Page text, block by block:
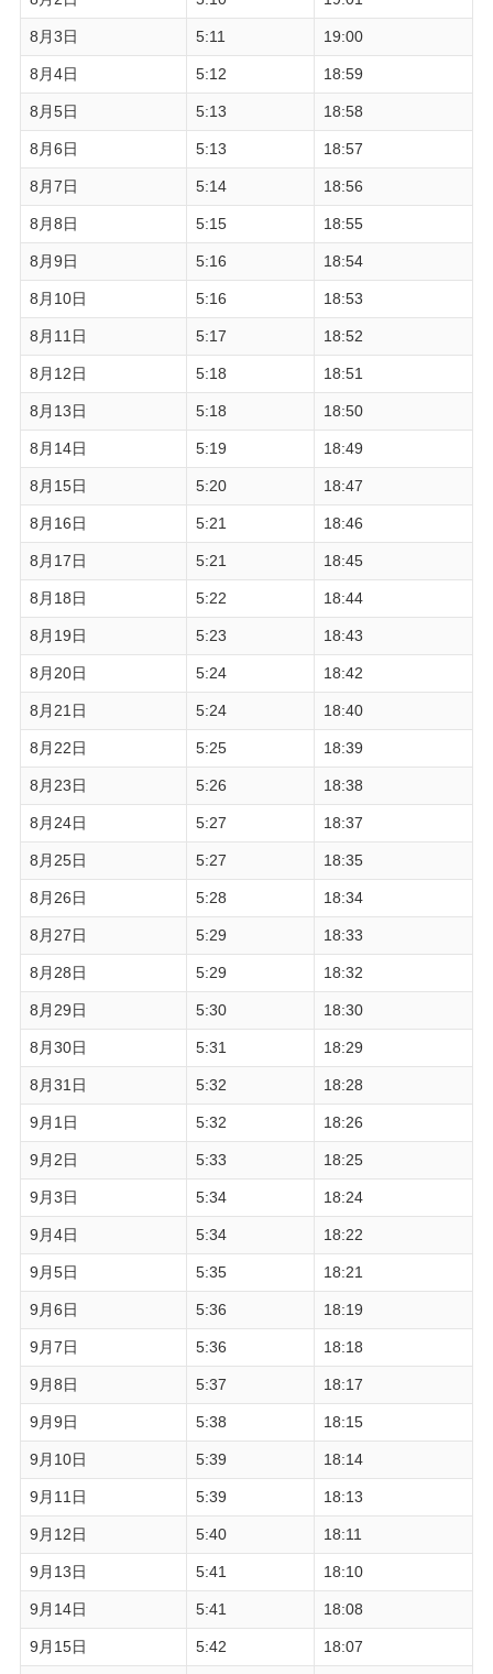
8月3日 5:11 19:00
8月4日 5:12 18:59
8月5日 5:13 18:58
8月6日 5:13 18:57
8月7日 5:14 18:56
8月8日 5:15 18:55
8月9日 5:16 18:54
8月10日 5:16 18:53
8月11日 5:17 18:52
8月12日 5:18 18:51
8月13日 5:18 18:50
8月14日 5:19 18:49
8月15日 5:20 18:47
8月16日 5:21 18:46
8月17日 5:21 18:45
8月18日 5:22 18:44
8月19日 5:23 18:43
8月20日 5:24 18:42
8月21日 5:24 18:40
8月22日 5:25 18:39
8月23日 5:26 18:38
8月24日 5:27 18:37
8月25日 5:27 18:35
8月26日 5:28 18:34
8月27日 5:29 18:33
8月28日 5:29 18:32
8月29日 5:30 18:30
8月30日 5:31 18:29
8月31日 5:32 18:28
9月1日 5:32 18:26
9月2日 5:33 18:25
9月3日 5:34 18:24
9月4日 5:34 18:22
9月5日 5:35 18:21
9月6日 5:36 18:19
9月7日 5:36 18:18
9月8日 5:37 18:17
9月9日 5:38 18:15
9月10日 5:39 18:14
9月11日 5:39 18:13
9月12日 5:40 18:11
9月13日 5:41 18:10
9月14日 5:41 18:08
9月15日 5:42 18:07